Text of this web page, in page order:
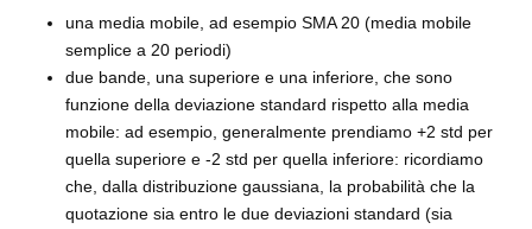
una media mobile, ad esempio SMA 20 (media mobile
semplice a 20 periodi)
due bande, una superiore e una inferiore, che sono
funzione della deviazione standard rispetto alla media
mobile: ad esempio, generalmente prendiamo +2 std per
quella superiore e -2 std per quella inferiore: ricordiamo
che, dalla distribuzione gaussiana, la probabilità che la
quotazione sia entro le due deviazioni standard (sia